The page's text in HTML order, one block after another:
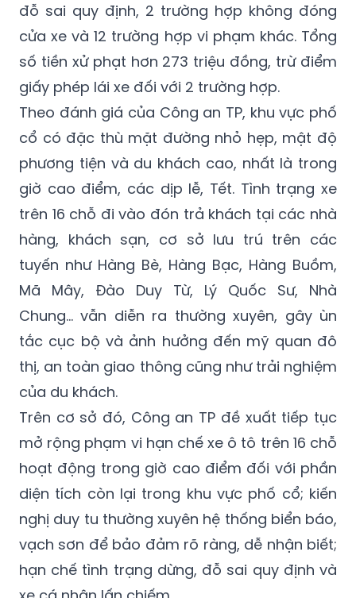
chính. Trong đó có 3 trường hợp đi vào
đường có biển cấm, 353 trường hợp dừng,
đỗ sai quy định, 2 trường hợp không đóng
cửa xe và 12 trường hợp vi phạm khác. Tổng
số tiền xử phạt hơn 273 triệu đồng, trừ điểm
giấy phép lái xe đối với 2 trường hợp.
Theo đánh giá của Công an TP, khu vực phố
cổ có đặc thù mặt đường nhỏ hẹp, mật độ
phương tiện và du khách cao, nhất là trong
giờ cao điểm, các dịp lễ, Tết. Tình trạng xe
trên 16 chỗ đi vào đón trả khách tại các nhà
hàng, khách sạn, cơ sở lưu trú trên các
tuyến như Hàng Bè, Hàng Bạc, Hàng Buồm,
Mã Mây, Đào Duy Từ, Lý Quốc Sư, Nhà
Chung… vẫn diễn ra thường xuyên, gây ùn
tắc cục bộ và ảnh hưởng đến mỹ quan đô
thị, an toàn giao thông cũng như trải nghiệm
của du khách.
Trên cơ sở đó, Công an TP đề xuất tiếp tục
mở rộng phạm vi hạn chế xe ô tô trên 16 chỗ
hoạt động trong giờ cao điểm đối với phần
diện tích còn lại trong khu vực phố cổ; kiến
nghị duy tu thường xuyên hệ thống biển báo,